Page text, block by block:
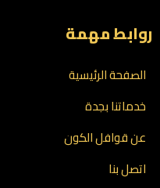
روابط مهمة
الصفحة الرئيسية
خدماتنا بجدة
عن قوافل الكون
اتصل بنا